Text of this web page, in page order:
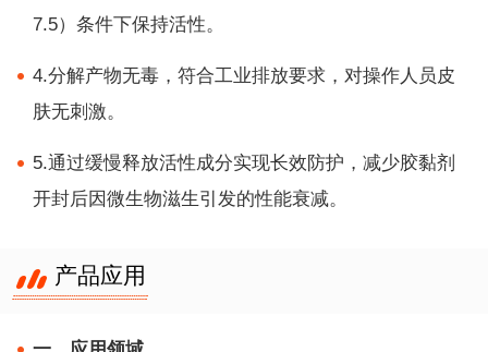
7.5）条件下保持活性。
4.分解产物无毒，符合工业排放要求，对操作人员皮
肤无刺激。
5.通过缓慢释放活性成分实现长效防护，减少胶黏剂
开封后因微生物滋生引发的性能衰减。
产品应用